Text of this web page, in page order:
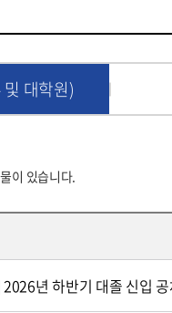
대학원)
이 있습니다.
년 하반기 대졸 신입 공